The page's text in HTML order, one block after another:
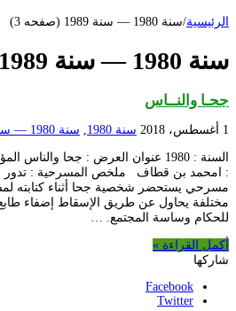
الرئيسية/سنة 1980 — سنة 1989 (صفحه 3)
سنة 1980 — سنة 1989
جحـا والنــاس
1 أغسطس، 2018 سنة 1980 , سنة 1980 — سنة 1989
السنة : 1980 عنوان العرض : جحا
: امحمد بن قطاف ملخص المسرحية : تدور
مسرحي يستحضر شخصية جحا أثناء كتابته
مختلفة يحاول عن طريق الإسقاط إضفاء طابع
للحكام وساسة المجتمع. …
أكمل القراءة »
شاركها
Facebook
Twitter